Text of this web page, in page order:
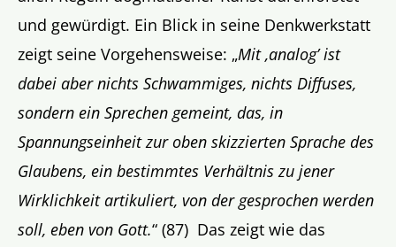
und gewürdigt. Ein Blick in seine Denkwerkstatt
zeigt seine Vorgehensweise: „Mit ‚analog’ ist
dabei aber nichts Schwammiges, nichts Diffuses,
sondern ein Sprechen gemeint, das, in
Spannungseinheit zur oben skizzierten Sprache des
Glaubens, ein bestimmtes Verhältnis zu jener
Wirklichkeit artikuliert, von der gesprochen werden
soll, eben von Gott.“ (87) Das zeigt wie das